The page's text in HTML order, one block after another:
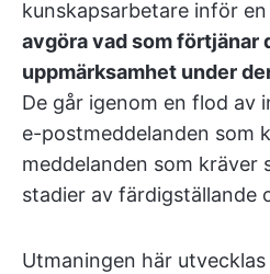
kunskapsarbetare inför
avgöra vad som förtjänar
uppmärksamhet under
De går igenom en flod av
e-postmeddelanden som
meddelanden som kräver
stadier av färdigställande
Utmaningen här